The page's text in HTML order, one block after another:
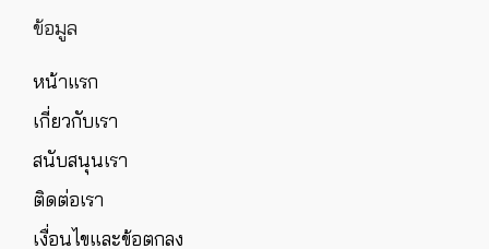
ข้อมูล
หน้าแรก
เกี่ยวกับเรา
สนับสนุนเรา
ติดต่อเรา
เงื่อนไขและข้อตกลง